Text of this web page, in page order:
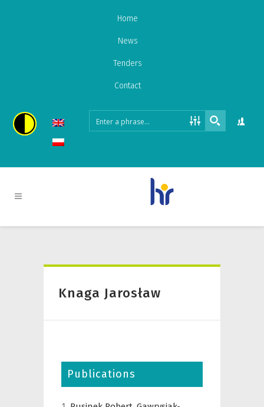
Home
News
Tenders
Contact
Knaga Jarosław
Publications